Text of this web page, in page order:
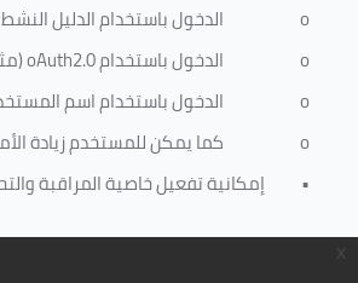
o
الدخول باستخدام الدليل
o
الدخول باستخدامoAuth2.0
o
الدخول باستخدام اسم
o
كما يمكن للمستخدم زيادة
• إمكانية تفعيل خاصية المراقبة